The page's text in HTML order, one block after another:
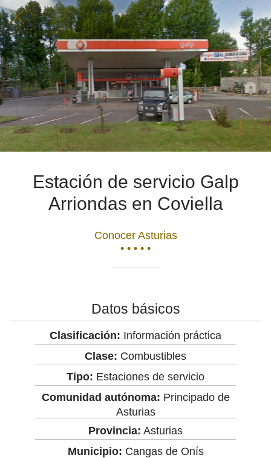
Estación de servicio Galp
Arriondas en Coviella
Conocer Asturias
• • • • •
Datos básicos
Clasificación: Información práctica
Clase: Combustibles
Tipo: Estaciones de servicio
Comunidad autónoma: Principado de
Asturias
Provincia: Asturias
Municipio: Cangas de Onís